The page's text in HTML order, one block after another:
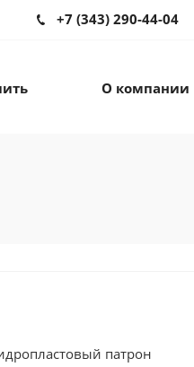
+7 (343) 290-44-04
О компании
патрон